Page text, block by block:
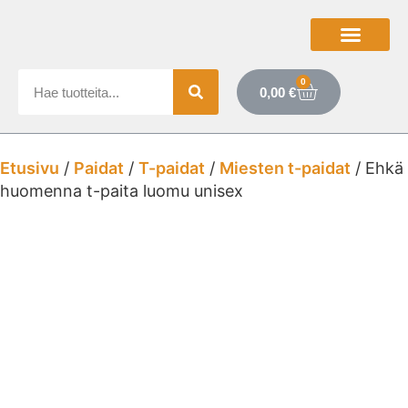
0,00 €
0
Etusivu / Paidat / T-paidat / Miesten t-paidat / Ehkä
huomenna t-paita luomu unisex